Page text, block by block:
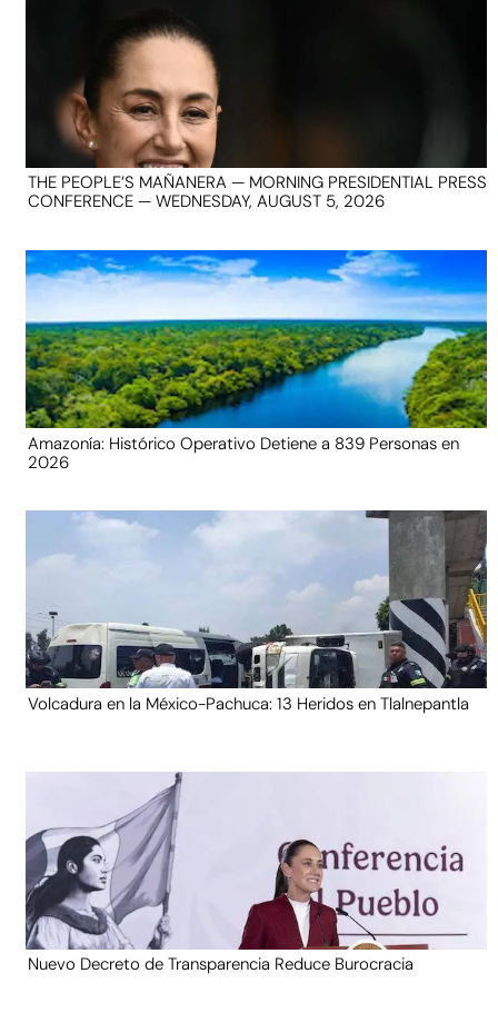
THE PEOPLE’S MAÑANERA — MORNING PRESIDENTIAL PRESS
CONFERENCE — WEDNESDAY, AUGUST 5, 2026
Amazonía: Histórico Operativo Detiene a 839 Personas en
2026
Volcadura en la México-Pachuca: 13 Heridos en Tlalnepantla
Nuevo Decreto de Transparencia Reduce Burocracia